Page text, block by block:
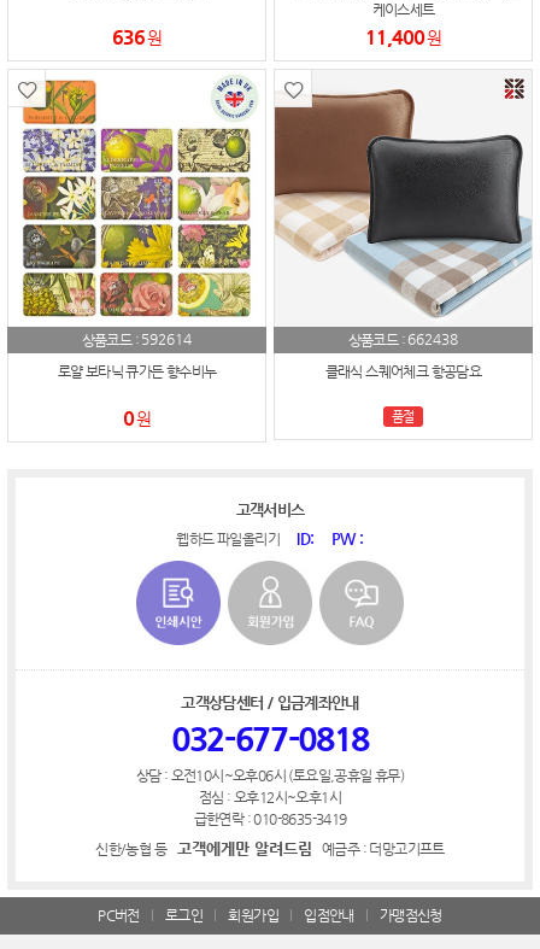
636원
케이스세트
11,400원
상품코드 : 592614
로얄 보타닉 큐가든 향수비누
0원
상품코드 : 662438
클래식 스퀘어체크 항공담요
품절
고객서비스
웹하드 파일올리기 ID: PW :
고객상담센터 / 입금계좌안내
032-677-0818
상담 : 오전10시~오후06시 (토요일,공휴일 휴무)
점심 : 오후12시~오후1시
급한연락 : 010-8635-3419
신한/농협 등 고객에게만 알려드림 예금주 : 더망고기프트
PC버전 로그인 회원가입 입점안내 가맹점신청